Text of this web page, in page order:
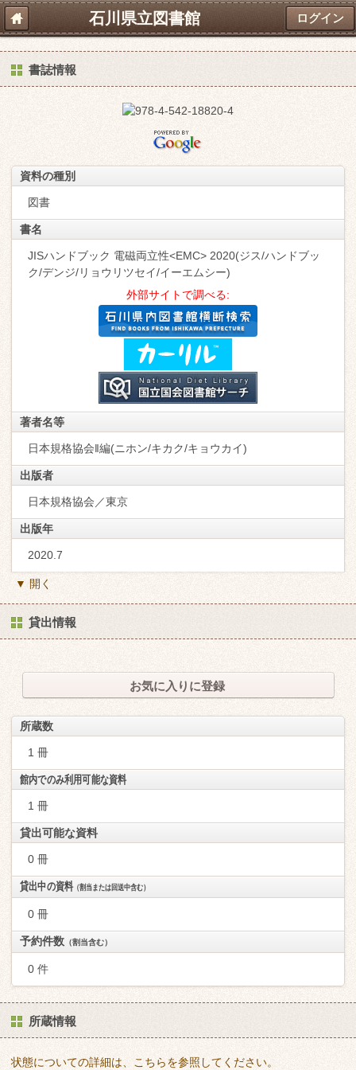
石川県立図書館 ログイン
書誌情報
資料の種別
図書
書名
JISハンドブック 電磁両立性<EMC> 2020(ジス/ハンドブッ
ク/デンジ/リョウリツセイ/イーエムシー)
外部サイトで調べる:
著者名等
日本規格協会‖編(ニホン/キカク/キョウカイ)
出版者
日本規格協会／東京
出版年
2020.7
▼ 開く
貸出情報
お気に入りに登録
所蔵数
1 冊
館内でのみ利用可能な資料
1 冊
貸出可能な資料
0 冊
貸出中の資料（割当または回送中含む）
0 冊
予約件数 （割当含む）
0 件
所蔵情報
状態についての詳細は、こちらを参照してください。